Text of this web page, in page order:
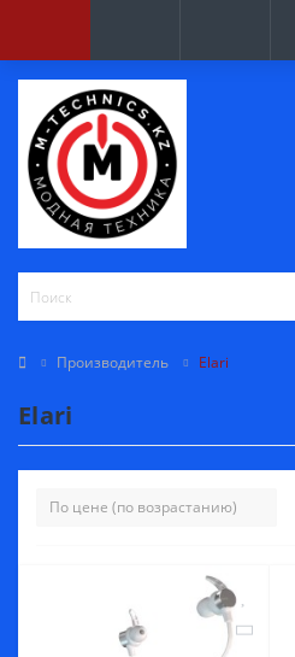
Производитель Elari
Elari